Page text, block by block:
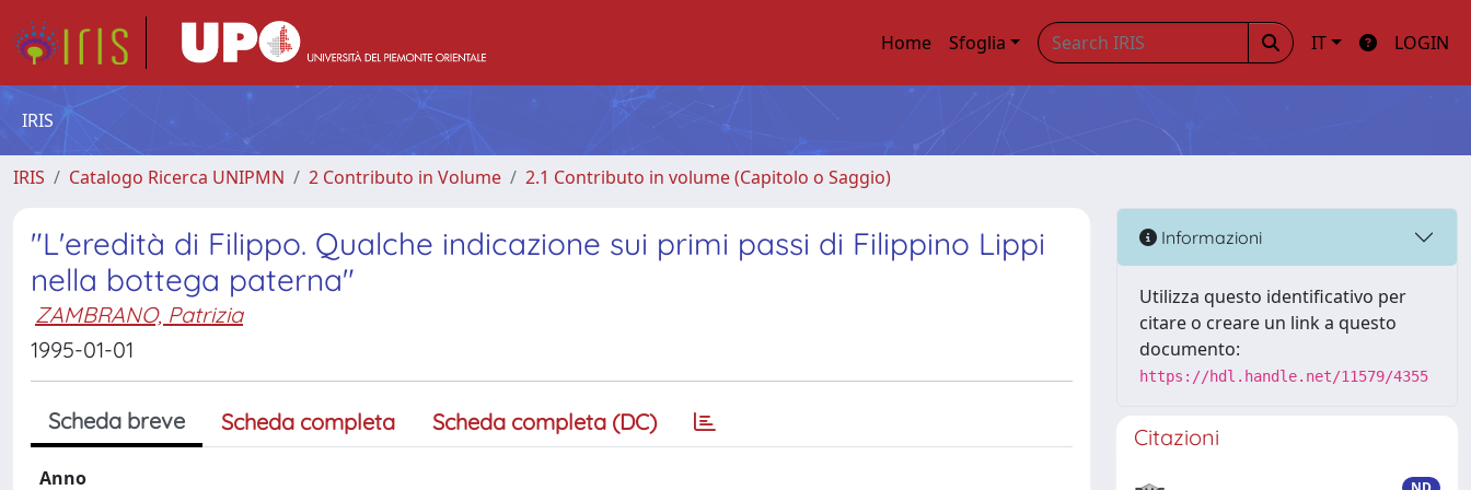
Home Sfoglia IT LOGIN
IRIS
IRIS Catalogo Ricerca UNIPMN 2 Contributo in Volume 2.1 Contributo in volume (Capitolo o Saggio)
"L'eredità di Filippo. Qualche indicazione sui primi passi di Filippino Lippi
nella bottega paterna"
ZAMBRANO, Patrizia
1995-01-01
Scheda breve Scheda completa Scheda completa (DC)
Anno
Informazioni
Utilizza questo identificativo per
citare o creare un link a questo
documento:
https://hdl.handle.net/11579/4355
Citazioni